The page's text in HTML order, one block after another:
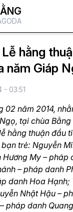
Lễ hằng
năm Giáp
- 03:51
02 năm 2014,
tại chùa
hằng thuận đầu
trẻ: Nguyễn
My – pháp
– pháp danh
danh Hoa
Nhật Hậu –
pháp danh